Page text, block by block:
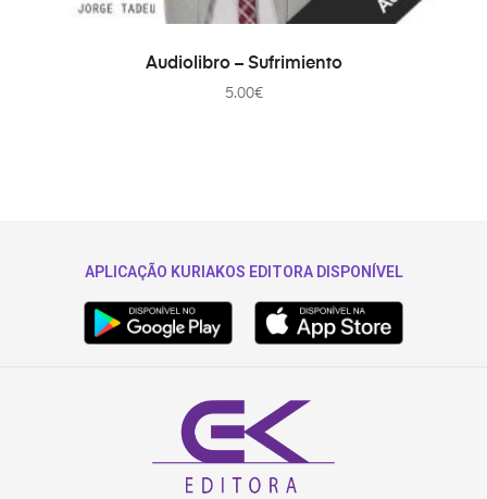
AÑADIR AL CARRITO
Audiolibro – Sufrimiento
5.00€
APLICAÇÃO KURIAKOS EDITORA DISPONÍVEL